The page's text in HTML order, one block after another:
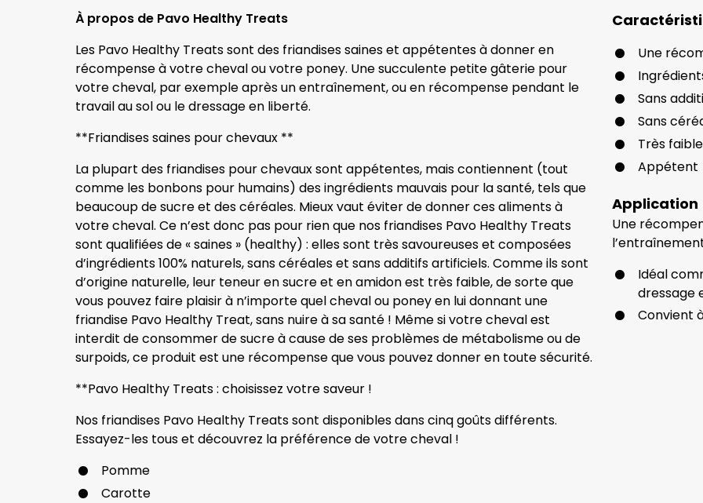
À propos de Pavo Healthy Treats
Les Pavo Healthy Treats sont des friandises saines et appétentes à donner en
récompense à votre cheval ou votre poney. Une succulente petite gâterie pour
votre cheval, par exemple après un entraînement, ou en récompense pendant le
travail au sol ou le dressage en liberté.
**Friandises saines pour chevaux **
La plupart des friandises pour chevaux sont appétentes, mais contiennent (tout
comme les bonbons pour humains) des ingrédients mauvais pour la santé, tels que
beaucoup de sucre et des céréales. Mieux vaut éviter de donner ces aliments à
votre cheval. Ce n’est donc pas pour rien que nos friandises Pavo Healthy Treats
sont qualifiées de « saines » (healthy) : elles sont très savoureuses et composées
d’ingrédients 100% naturels, sans céréales et sans additifs artificiels. Comme ils sont
d’origine naturelle, leur teneur en sucre et en amidon est très faible, de sorte que
vous pouvez faire plaisir à n’importe quel cheval ou poney en lui donnant une
friandise Pavo Healthy Treat, sans nuire à sa santé ! Même si votre cheval est
interdit de consommer de sucre à cause de ses problèmes de métabolisme ou de
surpoids, ce produit est une récompense que vous pouvez donner en toute sécurité.
**Pavo Healthy Treats : choisissez votre saveur !
Nos friandises Pavo Healthy Treats sont disponibles dans cinq goûts différents.
Essayez-les tous et découvrez la préférence de votre cheval !
Pomme
Carotte
Une
Sans
Sans
Très
Appétent
Application
Une
Idéal
dressage
Convient